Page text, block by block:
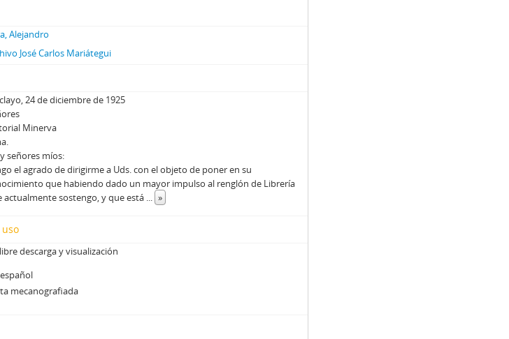
Alejandro
José Carlos Mariátegui
24 de diciembre de 1925
Minerva
señores míos:
el agrado de dirigirme a Uds. con el objeto de poner en su
que habiendo dado un mayor impulso al renglón de Librería
actualmente sostengo, y que está ... »
descarga y visualización
español
mecanografiada